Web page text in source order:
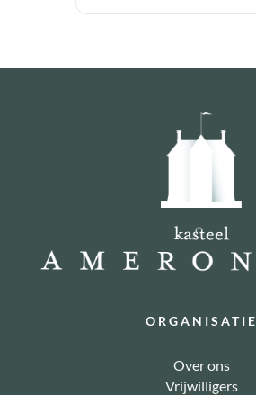
ORGANISATIE
Over ons
Vrijwilligers